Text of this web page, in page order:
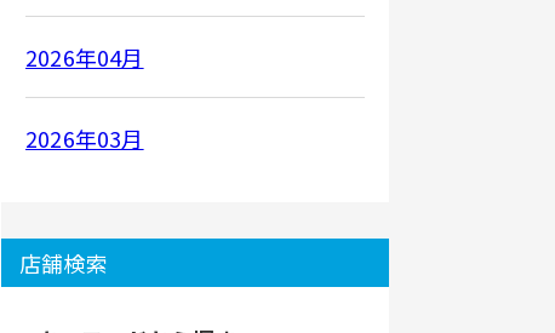
2026年04月
2026年03月
店舗検索